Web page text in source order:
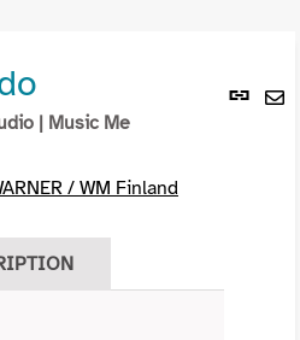
Lien
| Music Me
/ WM Finland